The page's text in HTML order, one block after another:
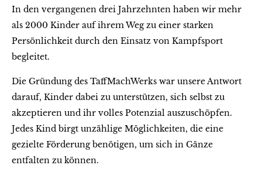
In den vergangenen drei Jahrzehnten haben wir mehr
als 2000 Kinder auf ihrem Weg zu einer starken
Persönlichkeit durch den Einsatz von Kampfsport
begleitet.
Die Gründung des TaffMachWerks war unsere Antwort
darauf, Kinder dabei zu unterstützen, sich selbst zu
akzeptieren und ihr volles Potenzial auszuschöpfen.
Jedes Kind birgt unzählige Möglichkeiten, die eine
gezielte Förderung benötigen, um sich in Gänze
entfalten zu können.